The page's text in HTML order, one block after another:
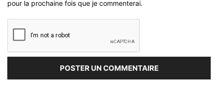
pour la prochaine fois que je commenterai.